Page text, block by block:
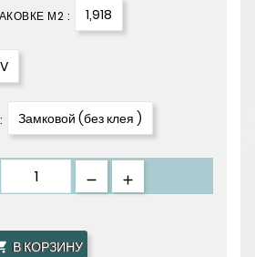
М2 : 1,918
Замковой (без клея )
В КОРЗИНУ